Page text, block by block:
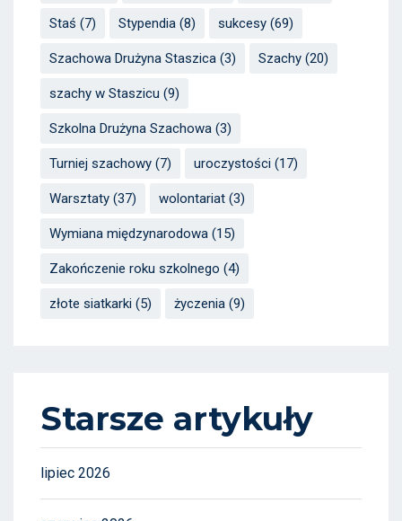
Staś (7) Stypendia (8) sukcesy (69)
Szachowa Drużyna Staszica (3) Szachy (20)
szachy w Staszicu (9)
Szkolna Drużyna Szachowa (3)
Turniej szachowy (7) uroczystości (17)
Warsztaty (37) wolontariat (3)
Wymiana międzynarodowa (15)
Zakończenie roku szkolnego (4)
złote siatkarki (5) życzenia (9)
Starsze artykuły
lipiec 2026